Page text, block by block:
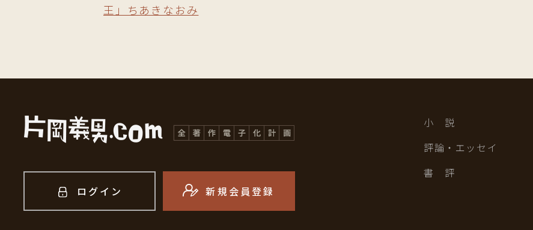
王」ちあきなおみ
ログイン 新規会員登録
小 説
評論・エッセイ
書 評